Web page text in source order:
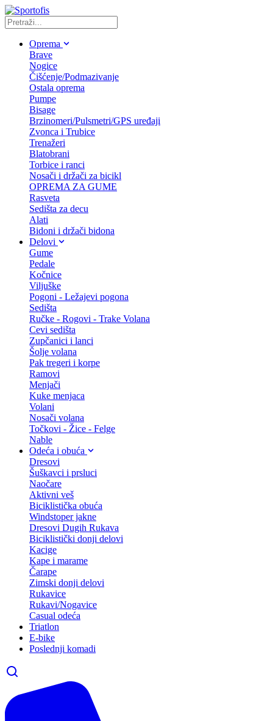
Oprema
Brave
Nogice
Čišćenje/Podmazivanje
Ostala oprema
Pumpe
Bisage
Brzinomeri/Pulsmetri/GPS uređaji
Zvonca i Trubice
Trenažeri
Blatobrani
Torbice i ranci
Nosači i držači za bicikl
OPREMA ZA GUME
Rasveta
Sedišta za decu
Alati
Bidoni i držači bidona
Delovi
Gume
Pedale
Kočnice
Viljuške
Pogoni - Ležajevi pogona
Sedišta
Ručke - Rogovi - Trake Volana
Cevi sedišta
Zupčanici i lanci
Šolje volana
Pak tregeri i korpe
Ramovi
Menjači
Kuke menjaca
Volani
Nosači volana
Točkovi - Žice - Felge
Nable
Odeća i obuća
Dresovi
Šuškavci i prsluci
Naočare
Aktivni veš
Biciklistička obuća
Windstoper jakne
Dresovi Dugih Rukava
Biciklistički donji delovi
Kacige
Kape i marame
Čarape
Zimski donji delovi
Rukavice
Rukavi/Nogavice
Casual odeća
Triatlon
E-bike
Poslednji komadi